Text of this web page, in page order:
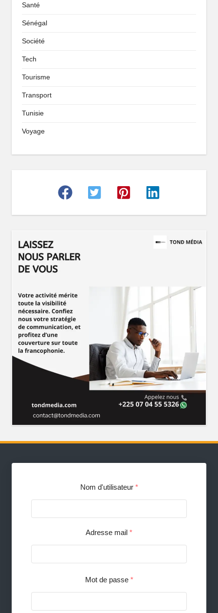
Santé
Sénégal
Société
Tech
Tourisme
Transport
Tunisie
Voyage
Nom d'utilisateur *
Adresse mail *
Mot de passe *